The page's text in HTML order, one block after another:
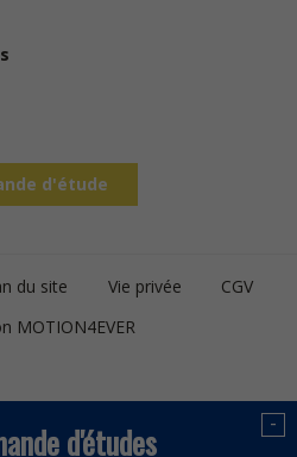
d'étude
du site Vie privée
CGV
MOTION4EVER
-
d'études